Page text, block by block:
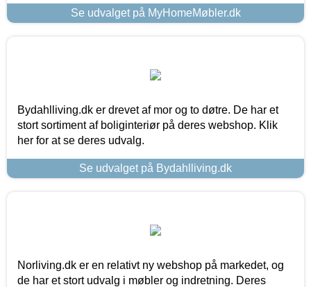
Se udvalget på MyHomeMøbler.dk
Bydahlliving.dk er drevet af mor og to døtre. De har et
stort sortiment af boliginteriør på deres webshop. Klik
her for at se deres udvalg.
Se udvalget på Bydahlliving.dk
Norliving.dk er en relativt ny webshop på markedet, og
de har et stort udvalg i møbler og indretning. Deres